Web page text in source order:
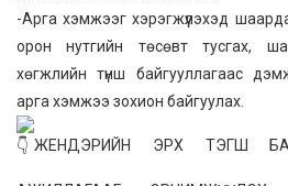
-Арга хэмжээг хэрэгжүүлэхэд
орон нутгийн төсөвт тусгах,
хөгжлийн түнш байгууллагаас
арга хэмжээ зохион байгуулах.
ЖЕНДЭРИЙН ЭРХ ТЭГШ